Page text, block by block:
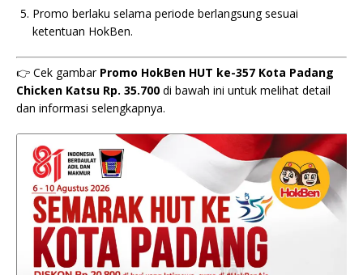
Promo berlaku selama periode berlangsung sesuai
ketentuan HokBen.
👉 Cek gambar Promo HokBen HUT ke-357 Kota Padang
Chicken Katsu Rp. 35.700 di bawah ini untuk melihat detail
dan informasi selengkapnya.